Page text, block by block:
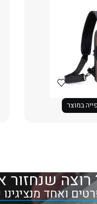
במוצר
שנחזור
ואחד מנציגינו